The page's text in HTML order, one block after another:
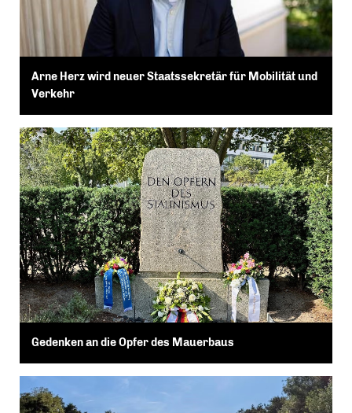
Arne Herz wird neuer Staatssekretär für Mobilität und
Verkehr
Gedenken an die Opfer des Mauerbaus